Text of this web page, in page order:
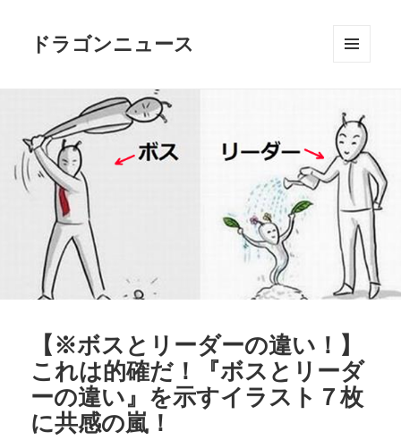
ドラゴンニュース
ット
【※ボスとリーダーの違い！】
これは的確だ！『ボスとリーダ
ーの違い』を示すイラスト７枚
に共感の嵐！